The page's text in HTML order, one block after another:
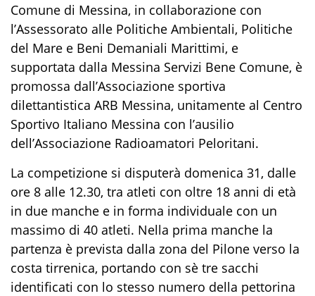
Comune di Messina, in collaborazione con
l’Assessorato alle Politiche Ambientali, Politiche
del Mare e Beni Demaniali Marittimi, e
supportata dalla Messina Servizi Bene Comune, è
promossa dall’Associazione sportiva
dilettantistica ARB Messina, unitamente al Centro
Sportivo Italiano Messina con l’ausilio
dell’Associazione Radioamatori Peloritani.
La competizione si disputerà domenica 31, dalle
ore 8 alle 12.30, tra atleti con oltre 18 anni di età
in due manche e in forma individuale con un
massimo di 40 atleti. Nella prima manche la
partenza è prevista dalla zona del Pilone verso la
costa tirrenica, portando con sè tre sacchi
identificati con lo stesso numero della pettorina